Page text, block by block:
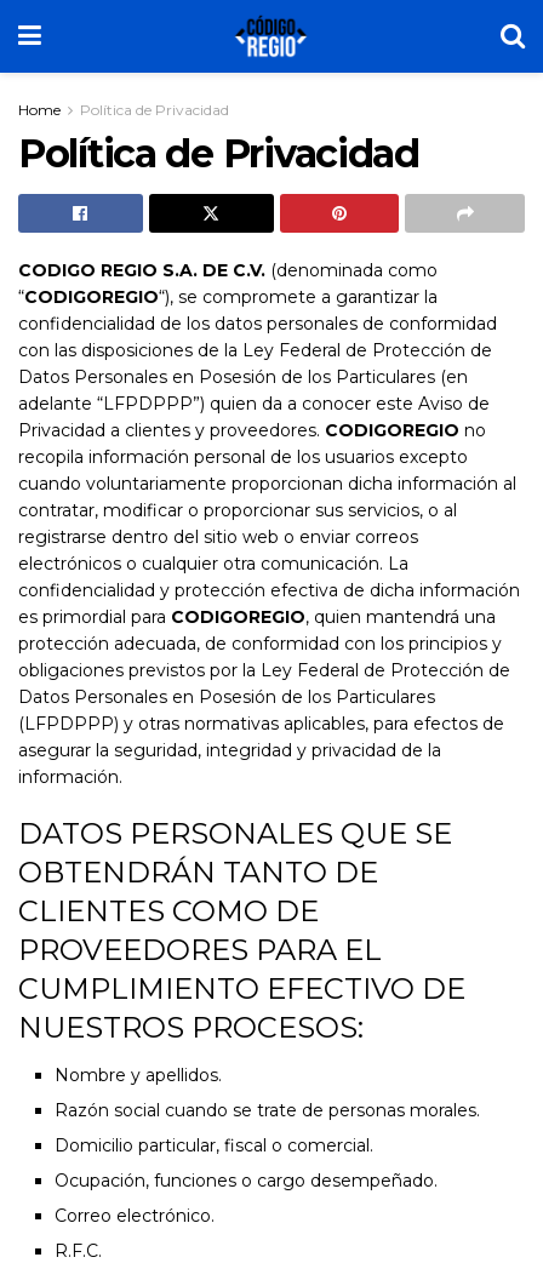
Home Política de Privacidad
Política de Privacidad
CODIGO REGIO S.A. DE C.V. (denominada como
“CODIGOREGIO“), se compromete a garantizar la
confidencialidad de los datos personales de conformidad
con las disposiciones de la Ley Federal de Protección de
Datos Personales en Posesión de los Particulares (en
adelante “LFPDPPP”) quien da a conocer este Aviso de
Privacidad a clientes y proveedores. CODIGOREGIO no
recopila información personal de los usuarios excepto
cuando voluntariamente proporcionan dicha información al
contratar, modificar o proporcionar sus servicios, o al
registrarse dentro del sitio web o enviar correos
electrónicos o cualquier otra comunicación. La
confidencialidad y protección efectiva de dicha información
es primordial para CODIGOREGIO, quien mantendrá una
protección adecuada, de conformidad con los principios y
obligaciones previstos por la Ley Federal de Protección de
Datos Personales en Posesión de los Particulares
(LFPDPPP) y otras normativas aplicables, para efectos de
asegurar la seguridad, integridad y privacidad de la
información.
DATOS PERSONALES QUE SE
OBTENDRÁN TANTO DE
CLIENTES COMO DE
PROVEEDORES PARA EL
CUMPLIMIENTO EFECTIVO DE
NUESTROS PROCESOS:
Nombre y apellidos.
Razón social cuando se trate de personas morales.
Domicilio particular, fiscal o comercial.
Ocupación, funciones o cargo desempeñado.
Correo electrónico.
R.F.C.